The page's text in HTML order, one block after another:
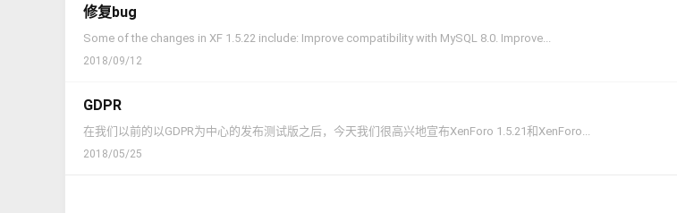
修复bug
Some of the changes in XF 1.5.22 include: Improve compatibility with MySQL 8.0. Improve...
2018/09/12
GDPR
在我们以前的以GDPR为中心的发布测试版之后，今天我们很高兴地宣布XenForo 1.5.21和XenForo...
2018/05/25